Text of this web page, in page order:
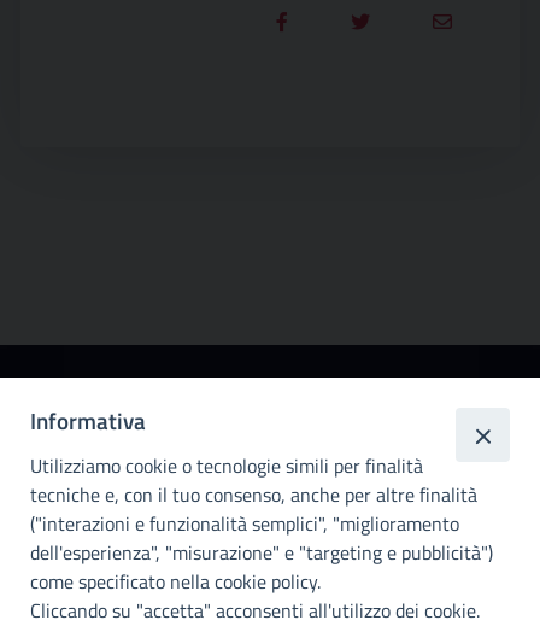
metropolitana di
Palermo
Info e contatti
Città Metropoliitana di Palermo
Via Maqueda, 100 - 90134 - Palermo
Cod. Fisc. 80021470820
Informativa
Utilizziamo cookie o tecnologie simili per finalità
tecniche e, con il tuo consenso, anche per altre finalità
("interazioni e funzionalità semplici", "miglioramento
dell'esperienza", "misurazione" e "targeting e pubblicità")
come specificato nella cookie policy.
Cliccando su "accetta" acconsenti all'utilizzo dei cookie.